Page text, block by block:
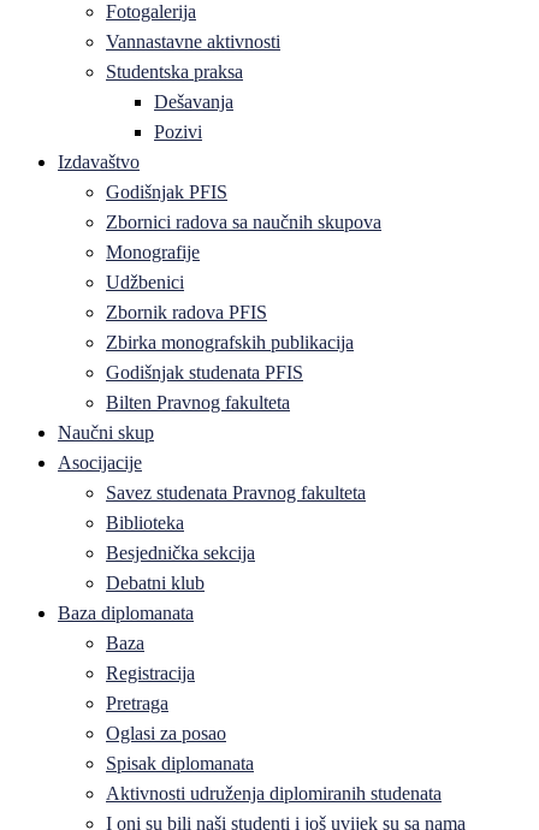
Fotogalerija
Vannastavne aktivnosti
Studentska praksa
Dešavanja
Pozivi
Izdavaštvo
Godišnjak PFIS
Zbornici radova sa naučnih skupova
Monografije
Udžbenici
Zbornik radova PFIS
Zbirka monografskih publikacija
Godišnjak studenata PFIS
Bilten Pravnog fakulteta
Naučni skup
Asocijacije
Savez studenata Pravnog fakulteta
Biblioteka
Besjednička sekcija
Debatni klub
Baza diplomanata
Baza
Registracija
Pretraga
Oglasi za posao
Spisak diplomanata
Aktivnosti udruženja diplomiranih studenata
I oni su bili naši studenti i još uvijek su sa nama